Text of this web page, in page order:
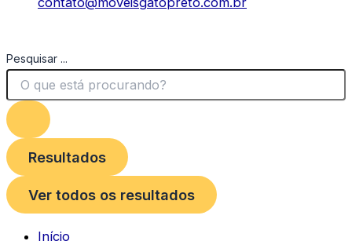
Pesquisar ...
Resultados
Ver todos os resultados
Início